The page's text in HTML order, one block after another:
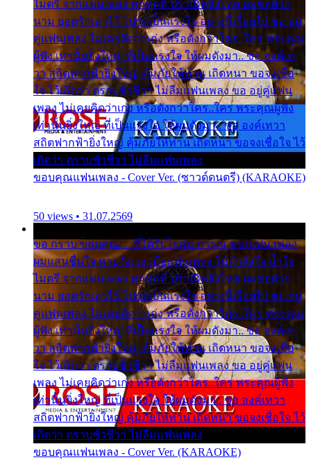
ไมตรี จากแฟนเพลง ทุกทุกที่ ปราณีหลั่งไหล ผมขอฝาก
นาม ยอดรักเอาไว้ โปรดเป็นแรงใจ อย่างนี้เรื่อยไป ขอ อยู่
คู่แฟนเพลง ไม่เคยคิดว่าเก่ง หรือดังกว่าใคร..ใคร พระคุณ
ผู้ฟัง เท่านั้นยิ่งใหญ่ ที่เป็นแรงใจ ให้ผมดังมา.. ขอ องค์เท
วา สถิตฟากฟ้ายิ่งใหญ่ คุ้มภัยให้ท่าน เถิดหนา ขอจงเชื่อ
ใจ ไว้เถิดว่า ตราบชั่วชีวา ไม่ลืมแฟนเพลง ขอ อยู่คู่แฟน
เพลง ไม่เคยคิดว่าเก่ง หรือดังกว่าใคร..ใคร พระคุณผู้ฟัง
เท่านั้นยิ่งใหญ่ ที่เป็นแรงใจ ให้ผมดังมา.. ขอ องค์เทวา
สถิตฟากฟ้ายิ่งใหญ่ คุ้มภัยให้ท่าน เถิดหนา ขอจงเชื่อใจ ไว้
เถิดว่า ตราบชั่วชีวา ไม่ลืมแฟนเพลง
ขอบคุณแฟนเพลง - Cover Ver. (ซาวด์ดนตรี) (KARAOKE)
50 views • 31.07.2569
ขอ กราบ ขอบคุณ.... ที่ได้รับไออุ่น การุณ จากแฟน เพลง
ผมแสนชื่นใจ หายวังเวง เมื่อแฟนเพลง ให้กำลังใจ น้ำใจ
ไมตรี จากแฟนเพลง ทุกทุกที่ ปราณีหลั่งไหล ผมขอฝาก
นาม ยอดรักเอาไว้ โปรดเป็นแรงใจ อย่างนี้เรื่อยไป ขอ อยู่
คู่แฟนเพลง ไม่เคยคิดว่าเก่ง หรือดังกว่าใคร..ใคร พระคุณ
ผู้ฟัง เท่านั้นยิ่งใหญ่ ที่เป็นแรงใจ ให้ผมดังมา.. ขอ องค์เท
วา สถิตฟากฟ้ายิ่งใหญ่ คุ้มภัยให้ท่าน เถิดหนา ขอจงเชื่อ
ใจ ไว้เถิดว่า ตราบชั่วชีวา ไม่ลืมแฟนเพลง ขอ อยู่คู่แฟน
เพลง ไม่เคยคิดว่าเก่ง หรือดังกว่าใคร..ใคร พระคุณผู้ฟัง
เท่านั้นยิ่งใหญ่ ที่เป็นแรงใจ ให้ผมดังมา.. ขอ องค์เทวา
สถิตฟากฟ้ายิ่งใหญ่ คุ้มภัยให้ท่าน เถิดหนา ขอจงเชื่อใจ ไว้
เถิดว่า ตราบชั่วชีวา ไม่ลืมแฟนเพลง
ขอบคุณแฟนเพลง - Cover Ver. (KARAOKE)